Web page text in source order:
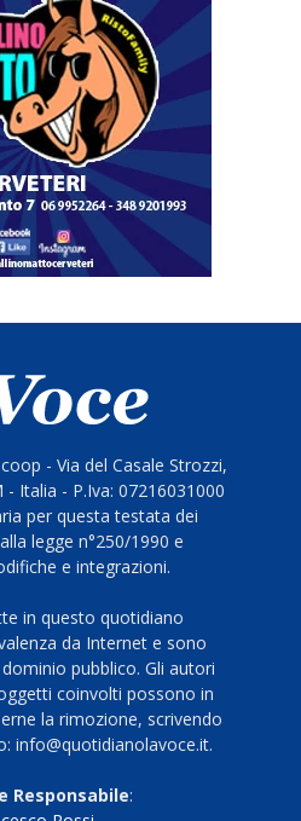
- Via del Casale Strozzi,
Italia - P.Iva: 07216031000
per questa testata dei
legge n°250/1990 e
e integrazioni.
in questo quotidiano
da Internet e sono
pubblico. Gli autori
coinvolti possono in
la rimozione, scrivendo
info@quotidianolavoce.it.
Responsabile: